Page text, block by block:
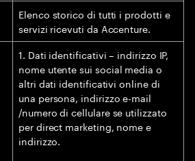
Elenco storico di tutti i prodotti e
servizi ricevuti da Accenture.
1. Dati identificativi – indirizzo IP,
nome utente sui social media o
altri dati identificativi online di
una persona, indirizzo e-mail
/numero di cellulare se utilizzato
per direct marketing, nome e
indirizzo.